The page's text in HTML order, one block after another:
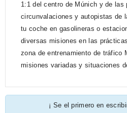
1:1 del centro de Múnich y de las
circunvalaciones y autopistas de
tu coche en gasolineras o
diversas misiones en las
zona de entrenamiento de tráfico
misiones variadas y situaciones
¡ Se el primero en